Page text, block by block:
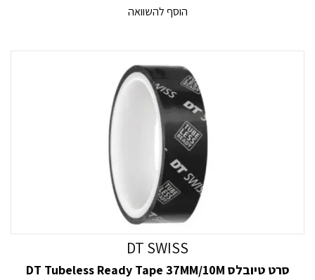
הוסף להשוואה
DT SWISS
סרט טיובלס DT Tubeless Ready Tape 37MM/10M